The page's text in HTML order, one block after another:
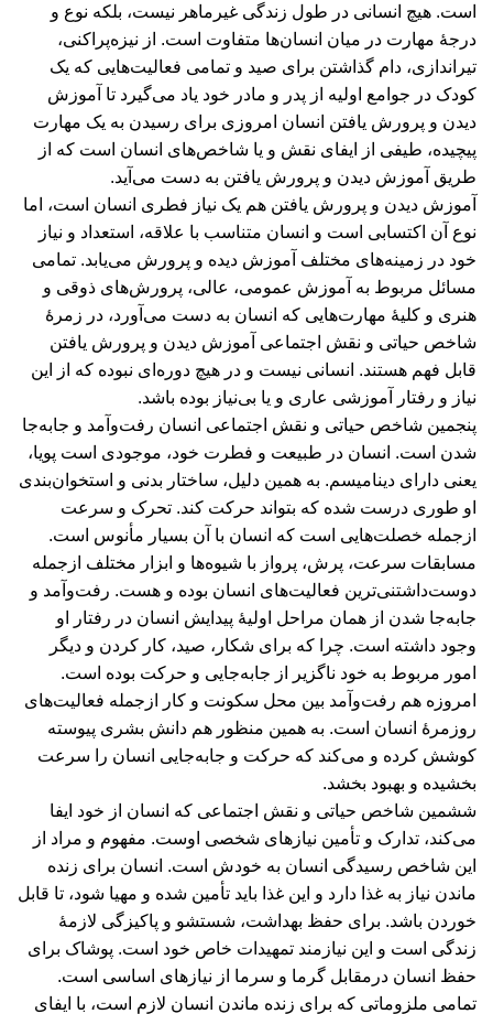
است. هیچ انسانی در طول زندگی غیرماهر نیست، بلکه نوع و
درجۀ مهارت در میان انسان‌ها متفاوت است. از نیزه‌پراکنی،
تیراندازی، دام گذاشتن برای صید و تمامی فعالیت‌هایی که یک
کودک در جوامع اولیه از پدر و مادر خود یاد می‌گیرد تا آموزش
دیدن و پرورش یافتن انسان امروزی برای رسیدن به یک مهارت
پیچیده، طیفی از ایفای نقش و یا شاخص‌های انسان است که از
طریق آموزش دیدن و پرورش یافتن به دست می‌آید.
آموزش دیدن و پرورش یافتن هم یک نیاز فطری انسان است، اما
نوع آن اکتسابی است و انسان متناسب با علاقه، استعداد و نیاز
خود در زمینه‌های مختلف آموزش دیده و پرورش می‌یابد. تمامی
مسائل مربوط به آموزش عمومی، عالی، پرورش‌های ذوقی و
هنری و کلیۀ مهارت‌هایی که انسان به دست می‌آورد، در زمرۀ
شاخص حیاتی و نقش اجتماعی آموزش دیدن و پرورش یافتن
قابل فهم هستند. انسانی نیست و در هیچ دوره‌ای نبوده که از این
نیاز و رفتار آموزشی عاری و یا بی‌نیاز بوده باشد.
پنجمین شاخص حیاتی و نقش اجتماعی انسان رفت‌وآمد و جابه‌جا
شدن است. انسان در طبیعت و فطرت خود، موجودی است پویا،
يعنی دارای ديناميسم. به همین دلیل، ساختار بدنی و استخوان‌بندی
او طوری درست شده که بتواند حرکت کند. تحرک و سرعت
ازجمله خصلت‌هايی است که انسان با آن بسیار مأنوس است.
مسابقات سرعت، پرش، پرواز با شیوه‌ها و ابزار مختلف ازجمله
دوست‌داشتنی‌ترین فعالیت‌های انسان بوده و هست. رفت‌وآمد و
جابه‌جا شدن از همان مراحل اولیۀ پیدایش انسان در رفتار او
وجود داشته است. چرا که برای شکار، صید، کار كردن و دیگر
امور مربوط به خود ناگزیر از جابه‌جایی و حرکت بوده است.
امروزه هم رفت‌وآمد بین محل سکونت و کار ازجمله فعالیت‌های
روزمرۀ انسان است. به همین منظور هم دانش بشری پیوسته
کوشش کرده و می‌کند که حرکت و جابه‌جایی انسان را سرعت
بخشیده و بهبود بخشد.
ششمین شاخص حیاتی و نقش اجتماعی که انسان از خود ایفا
می‌کند، تدارک و تأمین نیازهای شخصی اوست. مفهوم و مراد از
این شاخص رسیدگی انسان به خودش است. انسان برای زنده
ماندن نیاز به غذا دارد و این غذا باید تأمین شده و مهیا شود، تا قابل
خوردن باشد. برای حفظ بهداشت، شستشو و پاکیزگی لازمۀ
زندگی است و این نیازمند تمهیدات خاص خود است. پوشاک برای
حفظ انسان درمقابل گرما و سرما از نیازهای اساسی است.
تمامی ملزوماتی که برای زنده ماندن انسان لازم است، با ایفای